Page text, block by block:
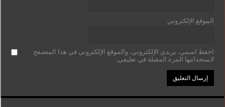
الموقع الإلكتروني
احفظ اسمي، بريدي الإلكتروني، والموقع الإلكتروني في هذا المتصفح
لاستخدامها المرة المقبلة في تعليقي.